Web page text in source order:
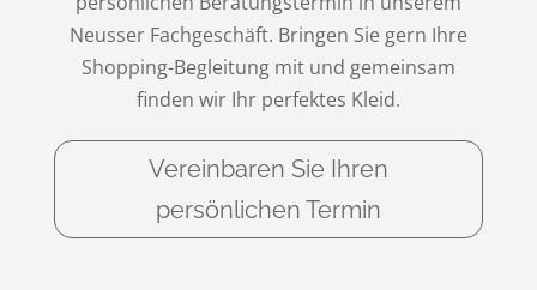
Neusser Fachgeschäft. Bringen Sie gern Ihre
Shopping-Begleitung mit und gemeinsam
finden wir Ihr perfektes Kleid.
Vereinbaren Sie Ihren
persönlichen Termin